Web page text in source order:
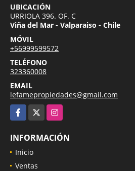
UBICACIÓN
URRIOLA 396. OF. C
Viña del Mar - Valparaiso - Chile
MÓVIL
+56999599572
TELÉFONO
323360008
EMAIL
lefamepropiedades@gmail.com
Facebook
Instagram
INFORMACIÓN
Inicio
Ventas